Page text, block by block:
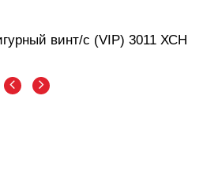
винт/с (VIP) 3011 ХСН